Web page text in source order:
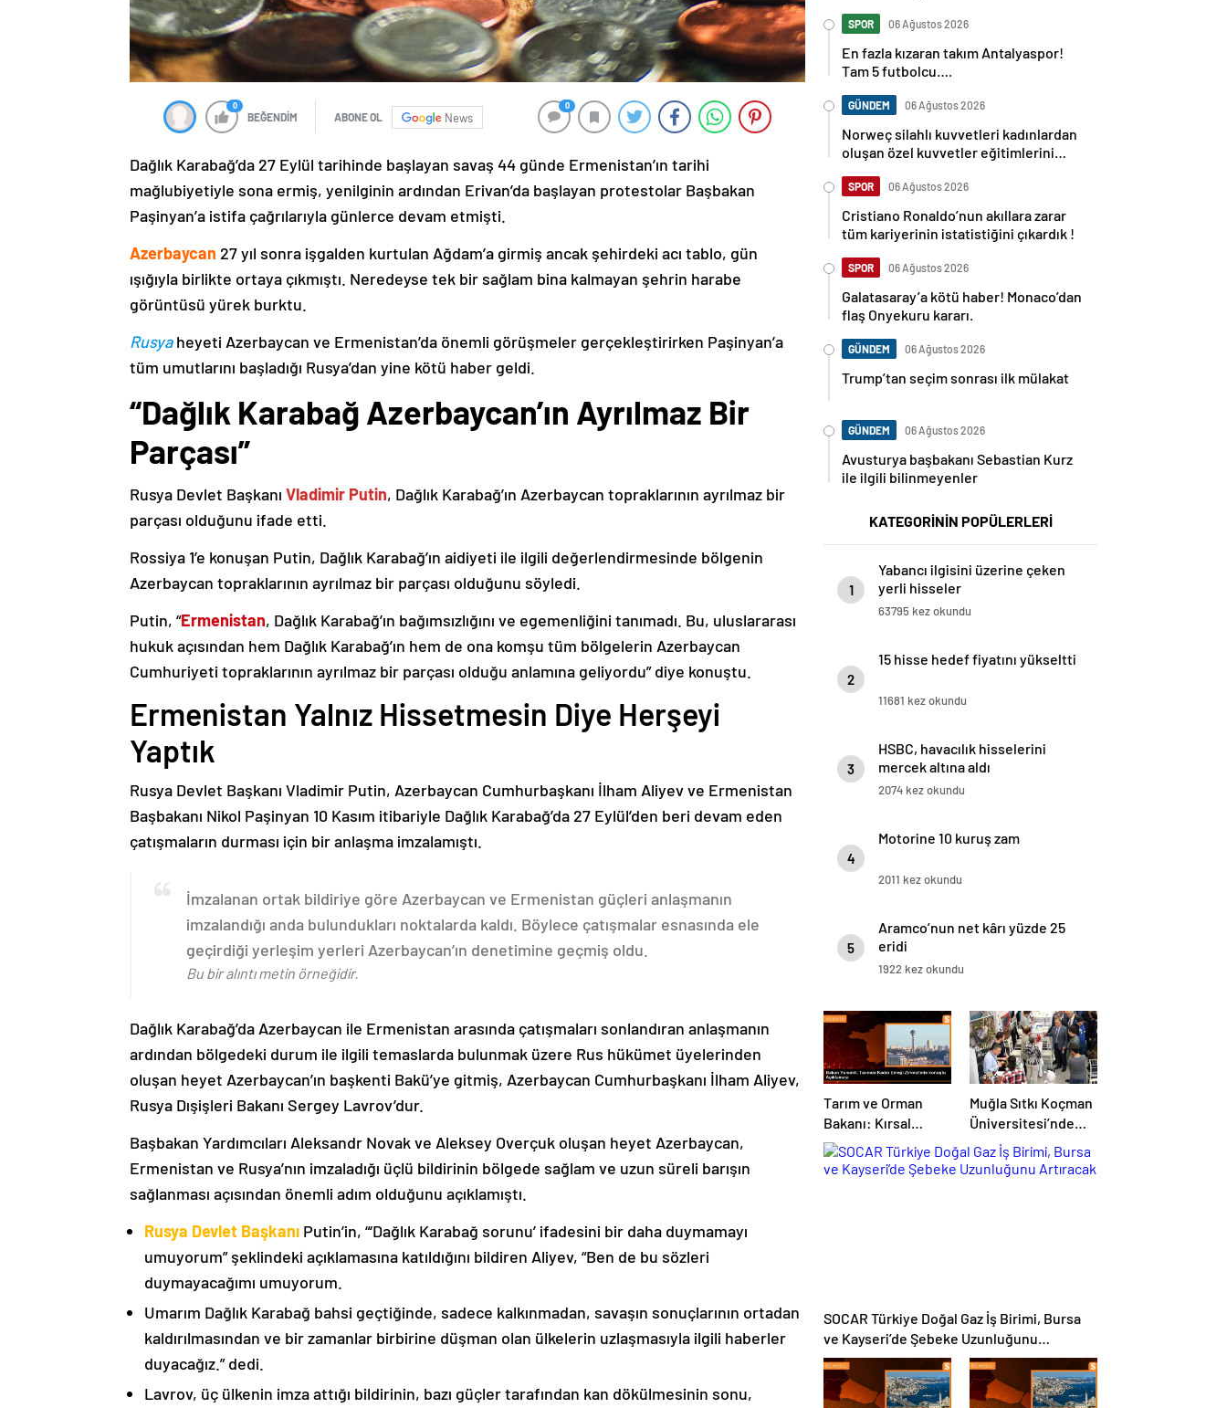
0
BEĞENDİM ABONE OL News
0
Dağlık Karabağ’da 27 Eylül tarihinde başlayan savaş 44 günde Ermenistan’ın tarihi
mağlubiyetiyle sona ermiş, yenilginin ardından Erivan’da başlayan protestolar Başbakan
Paşinyan’a istifa çağrılarıyla günlerce devam etmişti.
Azerbaycan 27 yıl sonra işgalden kurtulan Ağdam’a girmiş ancak şehirdeki acı tablo, gün
ışığıyla birlikte ortaya çıkmıştı. Neredeyse tek bir sağlam bina kalmayan şehrin harabe
görüntüsü yürek burktu.
Rusyaheyeti Azerbaycan ve Ermenistan’da önemli görüşmeler gerçekleştirirken Paşinyan’a
tüm umutlarını başladığı Rusya’dan yine kötü haber geldi.
“Dağlık Karabağ Azerbaycan’ın Ayrılmaz Bir
Parçası”
Rusya Devlet Başkanı Vladimir Putin, Dağlık Karabağ’ın Azerbaycan topraklarının ayrılmaz bir
parçası olduğunu ifade etti.
Rossiya 1’e konuşan Putin, Dağlık Karabağ’ın aidiyeti ile ilgili değerlendirmesinde bölgenin
Azerbaycan topraklarının ayrılmaz bir parçası olduğunu söyledi.
Putin, “Ermenistan, Dağlık Karabağ’ın bağımsızlığını ve egemenliğini tanımadı. Bu, uluslararası
hukuk açısından hem Dağlık Karabağ’ın hem de ona komşu tüm bölgelerin Azerbaycan
Cumhuriyeti topraklarının ayrılmaz bir parçası olduğu anlamına geliyordu” diye konuştu.
Ermenistan Yalnız Hissetmesin Diye Herşeyi
Yaptık
Rusya Devlet Başkanı Vladimir Putin, Azerbaycan Cumhurbaşkanı İlham Aliyev ve Ermenistan
Başbakanı Nikol Paşinyan 10 Kasım itibariyle Dağlık Karabağ’da 27 Eylül’den beri devam eden
çatışmaların durması için bir anlaşma imzalamıştı.
İmzalanan ortak bildiriye göre Azerbaycan ve Ermenistan güçleri anlaşmanın
imzalandığı anda bulundukları noktalarda kaldı. Böylece çatışmalar esnasında ele
geçirdiği yerleşim yerleri Azerbaycan’ın denetimine geçmiş oldu.
Bu bir alıntı metin örneğidir.
Dağlık Karabağ’da Azerbaycan ile Ermenistan arasında çatışmaları sonlandıran anlaşmanın
ardından bölgedeki durum ile ilgili temaslarda bulunmak üzere Rus hükümet üyelerinden
oluşan heyet Azerbaycan’ın başkenti Bakü’ye gitmiş, Azerbaycan Cumhurbaşkanı İlham Aliyev,
Rusya Dışişleri Bakanı Sergey Lavrov’dur.
Başbakan Yardımcıları Aleksandr Novak ve Aleksey Overçuk oluşan heyet Azerbaycan,
Ermenistan ve Rusya’nın imzaladığı üçlü bildirinin bölgede sağlam ve uzun süreli barışın
sağlanması açısından önemli adım olduğunu açıklamıştı.
Rusya Devlet Başkanı Putin’in, “‘Dağlık Karabağ sorunu’ ifadesini bir daha duymamayı
umuyorum” şeklindeki açıklamasına katıldığını bildiren Aliyev, “Ben de bu sözleri
duymayacağımı umuyorum.
Umarım Dağlık Karabağ bahsi geçtiğinde, sadece kalkınmadan, savaşın sonuçlarının ortadan
kaldırılmasından ve bir zamanlar birbirine düşman olan ülkelerin uzlaşmasıyla ilgili haberler
duyacağız.” dedi.
Lavrov, üç ülkenin imza attığı bildirinin, bazı güçler tarafından kan dökülmesinin sonu,
SPOR 06 Ağustos 2026
En fazla kızaran takım Antalyaspor!
Tam 5 futbolcu….
GÜNDEM 06 Ağustos 2026
Norweç silahlı kuvvetleri kadınlardan
oluşan özel kuvvetler eğitimlerini
SPOR 06 Ağustos 2026
Cristiano Ronaldo’nun akıllara zarar
tüm kariyerinin istatistiğini çıkardık !
SPOR 06 Ağustos 2026
Galatasaray’a kötü haber! Monaco’dan
flaş Onyekuru kararı.
GÜNDEM 06 Ağustos 2026
Trump’tan seçim sonrası ilk mülakat
GÜNDEM 06 Ağustos 2026
Avusturya başbakanı Sebastian Kurz
ile ilgili bilinmeyenler
KATEGORİNİN POPÜLERLERİ
1
Yabancı ilgisini üzerine çeken
yerli hisseler
63795 kez okundu
2
15 hisse hedef fiyatını yükseltti
11681 kez okundu
3
HSBC, havacılık hisselerini
mercek altına aldı
2074 kez okundu
4
Motorine 10 kuruş zam
2011 kez okundu
5
Aramco’nun net kârı yüzde 25
eridi
1922 kez okundu
Tarım ve Orman
Bakanı: Kırsal
kalkınmada
gençlere ve
Muğla Sıtkı Koçman
Üniversitesi’nde
Turizm Sektörü ve
Öğrenciler Buluştu
SOCAR Türkiye Doğal Gaz İş Birimi, Bursa
ve Kayseri’de Şebeke Uzunluğunu
Artıracak